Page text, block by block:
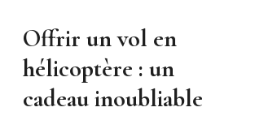
Offrir un vol en
hélicoptère : un
cadeau inoubliable